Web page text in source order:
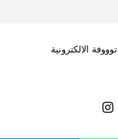
انستقرام